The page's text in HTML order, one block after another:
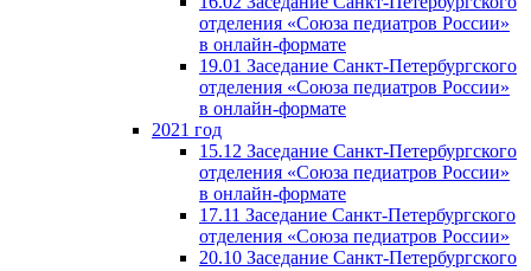
отделения «Союза педиатров России»
в онлайн-формате
19.01 Заседание Санкт-Петербургского
отделения «Союза педиатров России»
в онлайн-формате
2021 год
15.12 Заседание Санкт-Петербургского
отделения «Союза педиатров России»
в онлайн-формате
17.11 Заседание Санкт-Петербургского
отделения «Союза педиатров России»
20.10 Заседание Санкт-Петербургского